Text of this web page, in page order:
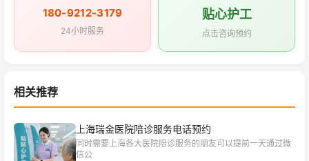
180-9212-3179
24小时服务
贴心护工
点击咨询预约
相关推荐
上海瑞金医院陪诊服务电话预约
同时需要上海各大医院陪诊服务的朋友可以提前一天通过微
信公